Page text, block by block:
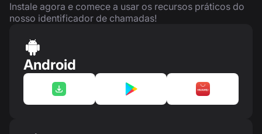
Instale agora e comece a usar os recursos práticos do
nosso identificador de chamadas!
Android